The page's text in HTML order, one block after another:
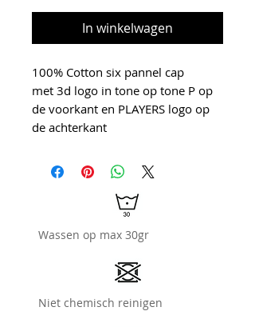
In winkelwagen
100% Cotton six pannel cap
met 3d logo in tone op tone P op
de voorkant en PLAYERS logo op
de achterkant
Wassen op max 30gr
Niet chemisch reinigen